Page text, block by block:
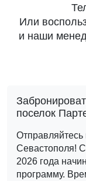
Или
и наши
поселок
Отправляйтесь
Севастополя!
2026 года
программу.